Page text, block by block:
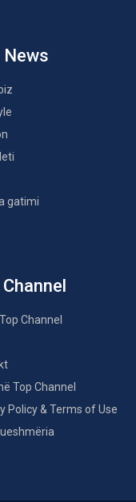
News
gatimi
Channel
Top Channel
Policy & Terms of Use